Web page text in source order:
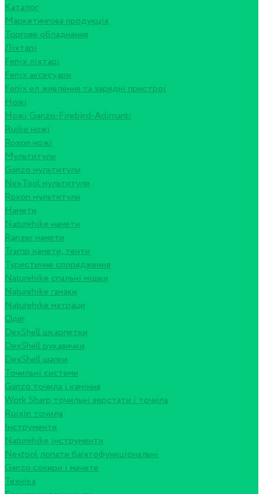
Каталог
Маркетингова продукція
Торгове обладнання
Ліхтарі
Fenix ліхтарі
Fenix аксесуари
Fenix ел живлення та зарядні пристрої
Ножі
Ножі Ganzo-Firebird-Adimanti
Ruike ножі
Roxon ножi
Мультитули
Ganzo мультитули
NexTool мультитули
Roxon мультитули
Намети
Naturehike намети
Ranger намети
Tramp намети, тенти
Туристичне спорядження
Naturehike спальні мішки
Naturehike гамаки
Naturehike матраци
Одяг
DexShell шкарпетки
DexShell рукавички
DexShell шапки
Точильні системи
Ganzo точила і каміння
Work Sharp точильні верстати і точила
Ruixin точила
Інструменти
Naturehike інструменти
Nextool лопати багатофункціональні
Ganzo сокири і мачете
Техніка